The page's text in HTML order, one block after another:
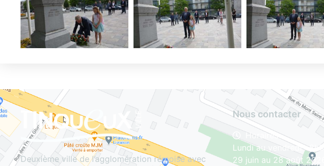
Deuxième ville de l’agglomération rémoise avec
Nous contacter
Horaires
Lundi au vendredi :
29 juin au 28 août